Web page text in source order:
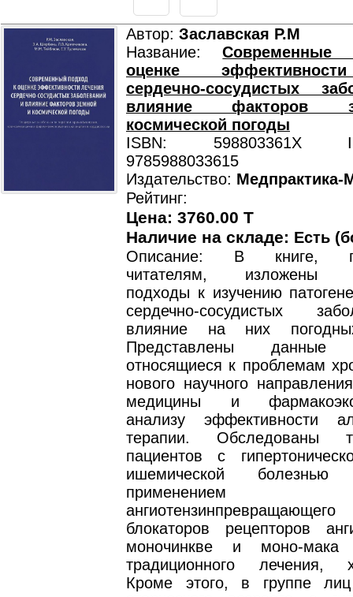
Автор: Заславская Р.М
Название:
оценке
сердечно-сосудистых
влияние факторов
космической погоды
ISBN: 598803361X
9785988033615
Издательство: Медпрактика-
Рейтинг:
Цена: 3760.00 T
Наличие на складе: Есть
Описание: В книге,
читателям, изложены
подходы к изучению
сердечно-сосудистых
влияние на них
Представлены данные
относящиеся к проблемам
нового научного
медицины и
анализу эффективности
терапии. Обследованы
пациентов с
ишемической
применением
блокаторов рецепторов
моночинкве и моно-мака
традиционного лечения,
Кроме этого, в группе